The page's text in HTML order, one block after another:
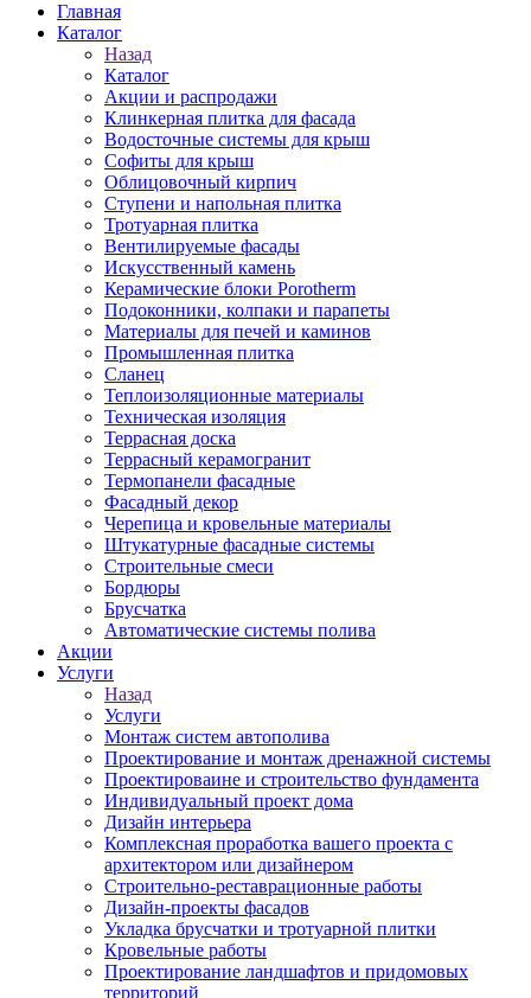
Главная
Каталог
Назад
Каталог
Акции и распродажи
Клинкерная плитка для фасада
Водосточные системы для крыш
Софиты для крыш
Облицовочный кирпич
Ступени и напольная плитка
Тротуарная плитка
Вентилируемые фасады
Искусственный камень
Керамические блоки Porotherm
Подоконники, колпаки и парапеты
Материалы для печей и каминов
Промышленная плитка
Сланец
Теплоизоляционные материалы
Техническая изоляция
Террасная доска
Террасный керамогранит
Термопанели фасадные
Фасадный декор
Черепица и кровельные материалы
Штукатурные фасадные системы
Строительные смеси
Бордюры
Брусчатка
Автоматические системы полива
Акции
Услуги
Назад
Услуги
Монтаж систем автополива
Проектирование и монтаж дренажной системы
Проектироваине и строительство фундамента
Индивидуальный проект дома
Дизайн интерьера
Комплексная проработка вашего проекта с
архитектором или дизайнером
Строительно-реставрационные работы
Дизайн-проекты фасадов
Укладка брусчатки и тротуарной плитки
Кровельные работы
Проектирование ландшафтов и придомовых
территорий